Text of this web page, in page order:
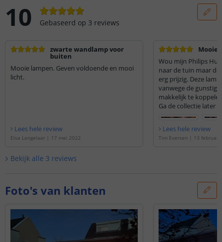
10 Gebaseerd op 3 reviews
zwarte wandlamp voor
buiten
Mooie lampen. Geven voldoende en mooi
licht.
Lees hele review
Elsa Langelaar | 17 mei 2022
Mooie
Wou mijn Philips
naar de tuin maar
erg prijzig. Deze
vanwege de
makkelijk te
Ga de collectie later
Lees hele review
Tim Eversen | 13 februari
Bekijk alle 3 reviews
Foto's van klanten